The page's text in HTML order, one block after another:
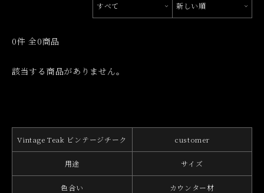
すべて 新しい順
0件 全0商品
該当する商品がありません。
Vintage Teak ビンテージチーク customer
用途 サイズ
色合い カウンター材